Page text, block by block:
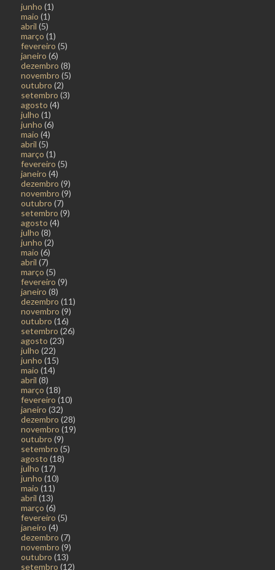
junho (1)
maio (1)
abril (5)
março (1)
fevereiro (5)
janeiro (6)
dezembro (8)
novembro (5)
outubro (2)
setembro (3)
agosto (4)
julho (1)
junho (6)
maio (4)
abril (5)
março (1)
fevereiro (5)
janeiro (4)
dezembro (9)
novembro (9)
outubro (7)
setembro (9)
agosto (4)
julho (8)
junho (2)
maio (6)
abril (7)
março (5)
fevereiro (9)
janeiro (8)
dezembro (11)
novembro (9)
outubro (16)
setembro (26)
agosto (23)
julho (22)
junho (15)
maio (14)
abril (8)
março (18)
fevereiro (10)
janeiro (32)
dezembro (28)
novembro (19)
outubro (9)
setembro (5)
agosto (18)
julho (17)
junho (10)
maio (11)
abril (13)
março (6)
fevereiro (5)
janeiro (4)
dezembro (7)
novembro (9)
outubro (13)
setembro (12)